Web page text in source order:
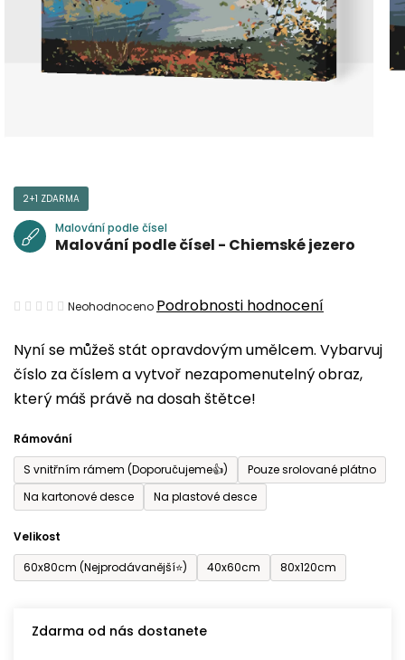
Nyní se můžeš stát opravdovým umělcem. Vybarvuj
číslo za číslem a vytvoř nezapomenutelný obraz,
který máš právě na dosah štětce!
Rámování
S vnitřním rámem (Doporučujeme👍)
Pouze srolované plátno
Na kartonové desce
Na plastové desce
Velikost
60x80cm (Nejprodávanější⭐)
40x60cm 80x120cm
Zdarma od nás dostanete
2+1 ZDARMA
Malování podle čísel
Malování podle čísel - Chiemské jezero
Průměrné
produktu
je
0,0
5
hvězdiček.
Neohodnoceno Podrobnosti hodnocení